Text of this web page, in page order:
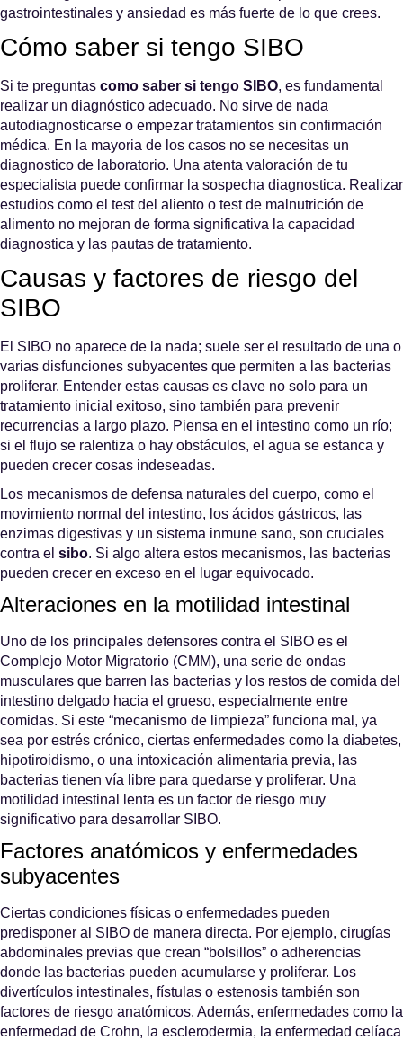
gastrointestinales y ansiedad es más fuerte de lo que crees.
Cómo saber si tengo SIBO
Si te preguntas como saber si tengo SIBO, es fundamental
realizar un diagnóstico adecuado. No sirve de nada
autodiagnosticarse o empezar tratamientos sin confirmación
médica. En la mayoria de los casos no se necesitas un
diagnostico de laboratorio. Una atenta valoración de tu
especialista puede confirmar la sospecha diagnostica. Realizar
estudios como el test del aliento o test de malnutrición de
alimento no mejoran de forma significativa la capacidad
diagnostica y las pautas de tratamiento.
Causas y factores de riesgo del
SIBO
El SIBO no aparece de la nada; suele ser el resultado de una o
varias disfunciones subyacentes que permiten a las bacterias
proliferar. Entender estas causas es clave no solo para un
tratamiento inicial exitoso, sino también para prevenir
recurrencias a largo plazo. Piensa en el intestino como un río;
si el flujo se ralentiza o hay obstáculos, el agua se estanca y
pueden crecer cosas indeseadas.
Los mecanismos de defensa naturales del cuerpo, como el
movimiento normal del intestino, los ácidos gástricos, las
enzimas digestivas y un sistema inmune sano, son cruciales
contra el sibo. Si algo altera estos mecanismos, las bacterias
pueden crecer en exceso en el lugar equivocado.
Alteraciones en la motilidad intestinal
Uno de los principales defensores contra el SIBO es el
Complejo Motor Migratorio (CMM), una serie de ondas
musculares que barren las bacterias y los restos de comida del
intestino delgado hacia el grueso, especialmente entre
comidas. Si este “mecanismo de limpieza” funciona mal, ya
sea por estrés crónico, ciertas enfermedades como la diabetes,
hipotiroidismo, o una intoxicación alimentaria previa, las
bacterias tienen vía libre para quedarse y proliferar. Una
motilidad intestinal lenta es un factor de riesgo muy
significativo para desarrollar SIBO.
Factores anatómicos y enfermedades
subyacentes
Ciertas condiciones físicas o enfermedades pueden
predisponer al SIBO de manera directa. Por ejemplo, cirugías
abdominales previas que crean “bolsillos” o adherencias
donde las bacterias pueden acumularse y proliferar. Los
divertículos intestinales, fístulas o estenosis también son
factores de riesgo anatómicos. Además, enfermedades como la
enfermedad de Crohn, la esclerodermia, la enfermedad celíaca